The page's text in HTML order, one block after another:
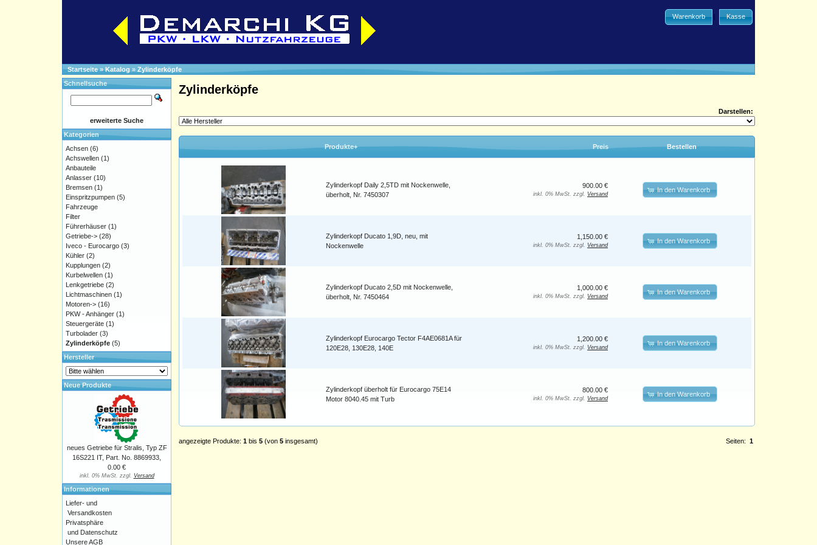
Warenkorb | Kasse
Startseite»Katalog » Zylinderköpfe
Zylinderköpfe
Darstellen:
Produkte+ Preis Bestellen
Zylinderkopf Daily 2,5TD mit Nockenwelle,
überholt, Nr. 7450307
900.00 €
inkl. 0% MwSt. zzgl. Versand
In den Warenkorb
Zylinderkopf Ducato 1,9D, neu, mit
Nockenwelle
1,150.00 €
inkl. 0% MwSt. zzgl. Versand
In den Warenkorb
Zylinderkopf Ducato 2,5D mit Nockenwelle,
überholt, Nr. 7450464
1,000.00 €
inkl. 0% MwSt. zzgl. Versand
In den Warenkorb
Zylinderkopf Eurocargo Tector F4AE0681A für
120E28, 130E28, 140E
1,200.00 €
inkl. 0% MwSt. zzgl. Versand
In den Warenkorb
Zylinderkopf überholt für Eurocargo 75E14
Motor 8040.45 mit Turb
800.00 €
inkl. 0% MwSt. zzgl. Versand
In den Warenkorb
Seiten: 1
angezeigte Produkte: 1 bis 5 (von 5 insgesamt)
Schnellsuche
erweiterte Suche
Kategorien
Achsen (6)
Achswellen (1)
Anbauteile
Anlasser (10)
Bremsen (1)
Einspritzpumpen (5)
Fahrzeuge
Filter
Führerhäuser (1)
Getriebe-> (28)
Iveco - Eurocargo (3)
Kühler (2)
Kupplungen (2)
Kurbelwellen (1)
Lenkgetriebe (2)
Lichtmaschinen (1)
Motoren-> (16)
PKW - Anhänger (1)
Steuergeräte (1)
Turbolader (3)
Zylinderköpfe (5)
Hersteller
Neue Produkte
neues Getriebe für Stralis, Typ ZF
16S221 IT, Part. No. 8869933,
0.00 €
inkl. 0% MwSt. zzgl. Versand
Informationen
Liefer- und
Versandkosten
Privatsphäre
und Datenschutz
Unsere AGB